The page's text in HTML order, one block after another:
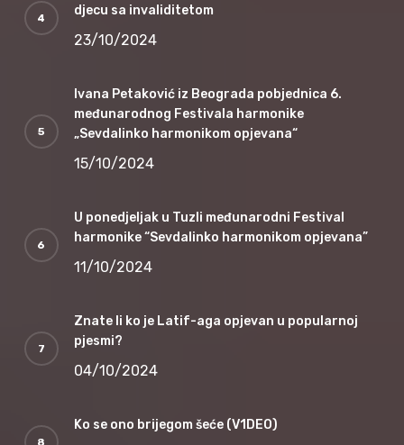
djecu sa invaliditetom
23/10/2024
Ivana Petaković iz Beograda pobjednica 6.
međunarodnog Festivala harmonike
„Sevdalinko harmonikom opjevana“
15/10/2024
U ponedjeljak u Tuzli međunarodni Festival
harmonike “Sevdalinko harmonikom opjevana”
11/10/2024
Znate li ko je Latif-aga opjevan u popularnoj
pjesmi?
04/10/2024
Ko se ono brijegom šeće (V1DEO)